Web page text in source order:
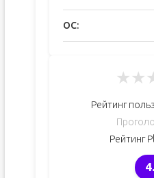
ОС:
★★
Рейтинг
Рейтинг